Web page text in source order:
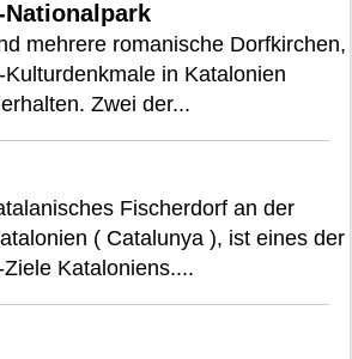
mehrere romanische Dorfkirchen,
in Katalonien
Zwei der...
Fischerdorf an der
( Catalunya ), ist eines der
Kataloniens....